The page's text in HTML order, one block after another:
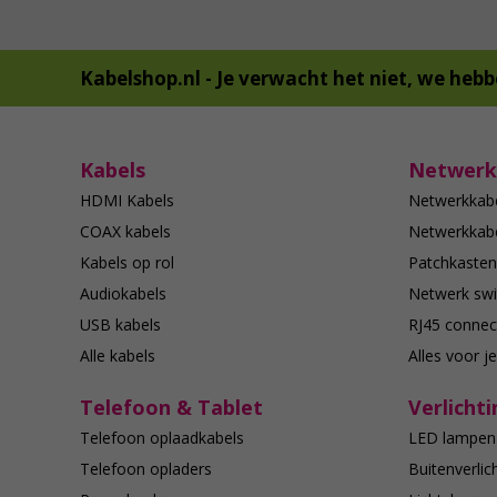
Kabelshop.nl - Je verwacht het niet, we
Kabels
HDMI Kabels
COAX kabels
Kabels op rol
Audiokabels
USB kabels
Alle kabels
Netwerk
Patchkasten
Netwerk
RJ45
Alles voor
Telefoon & Tablet
Telefoon oplaadkabels
Telefoon opladers
LED lampen